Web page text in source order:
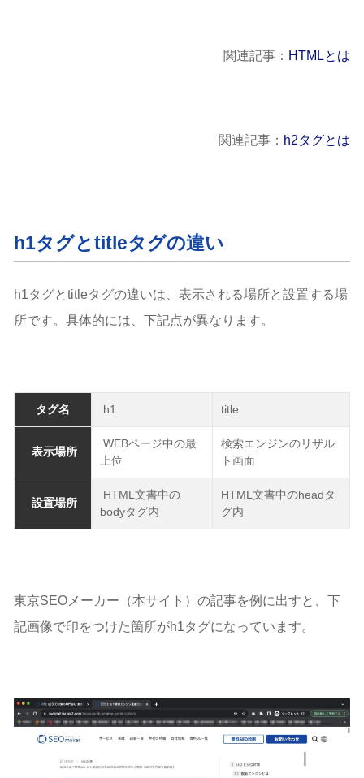
関連記事： HTMLとは
関連記事： h2タグとは
h1タグとtitleタグの違い
h1タグとtitleタグの違いは、表示される場所と設置する場
所です。具体的には、下記点が異なります。
タグ名 h1 title
表示場所
WEBページ中の最
上位
検索エンジンのリザル
ト画面
設置場所
HTML文書中の
bodyタグ内
HTML文書中のheadタ
グ内
東京SEOメーカー（本サイト）の記事を例に出すと、下
記画像で印をつけた箇所がh1タグになっています。